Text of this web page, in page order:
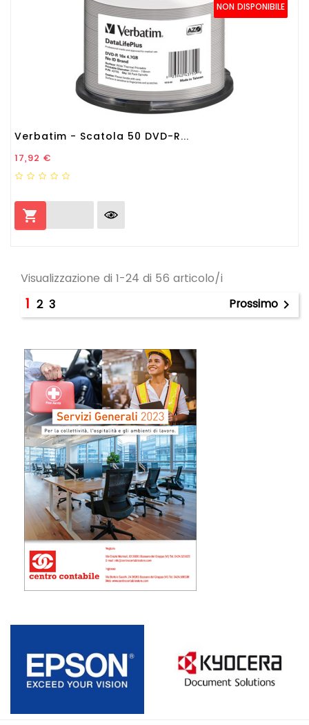
NON DISPONIBILE
Verbatim - Scatola 50 DVD-R...
Prezzo
17,92 €

Visualizzazione di 1-24 di 56 articolo/i
1 2 3 Prossimo 